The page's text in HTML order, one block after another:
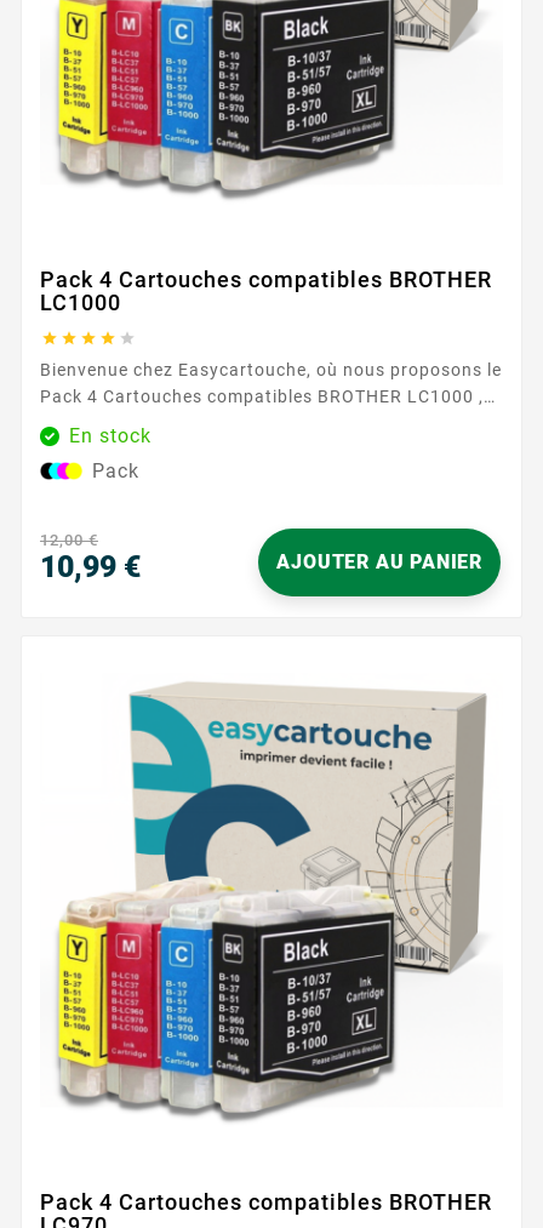
Pack 4 Cartouches compatibles BROTHER
LC1000
    
Bienvenue chez Easycartouche, où nous proposons le
Pack 4 Cartouches compatibles BROTHER LC1000 ,
conçu pour offrir une qualité d'impression
exceptionnelle à un prix imbattable. Ces cartouches
sont parfaites pour ceux qui exigent des
compatibles BROTHER LC1000 comprend à la...
En stock
Pack
12,00 €
10,99 € AJOUTER AU PANIER
Pack 4 Cartouches compatibles BROTHER